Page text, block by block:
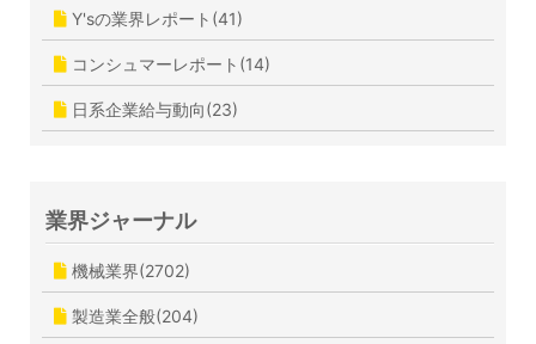
Y'sの業界レポート(41)
コンシュマーレポート(14)
日系企業給与動向(23)
業界ジャーナル
機械業界(2702)
製造業全般(204)